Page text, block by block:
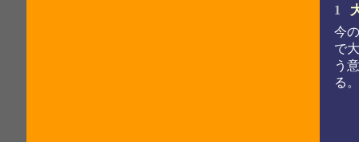
1
今
で
う
る。